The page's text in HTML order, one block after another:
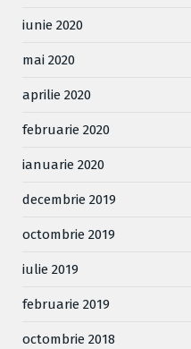
iunie 2020
mai 2020
aprilie 2020
februarie 2020
ianuarie 2020
decembrie 2019
octombrie 2019
iulie 2019
februarie 2019
octombrie 2018